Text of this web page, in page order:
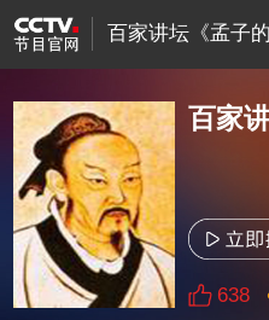
百家讲坛《孟子
百家
638